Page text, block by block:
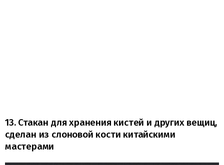
13. Стакан для хранения кистей и других вещиц,
сделан из слоновой кости китайскими
мастерами